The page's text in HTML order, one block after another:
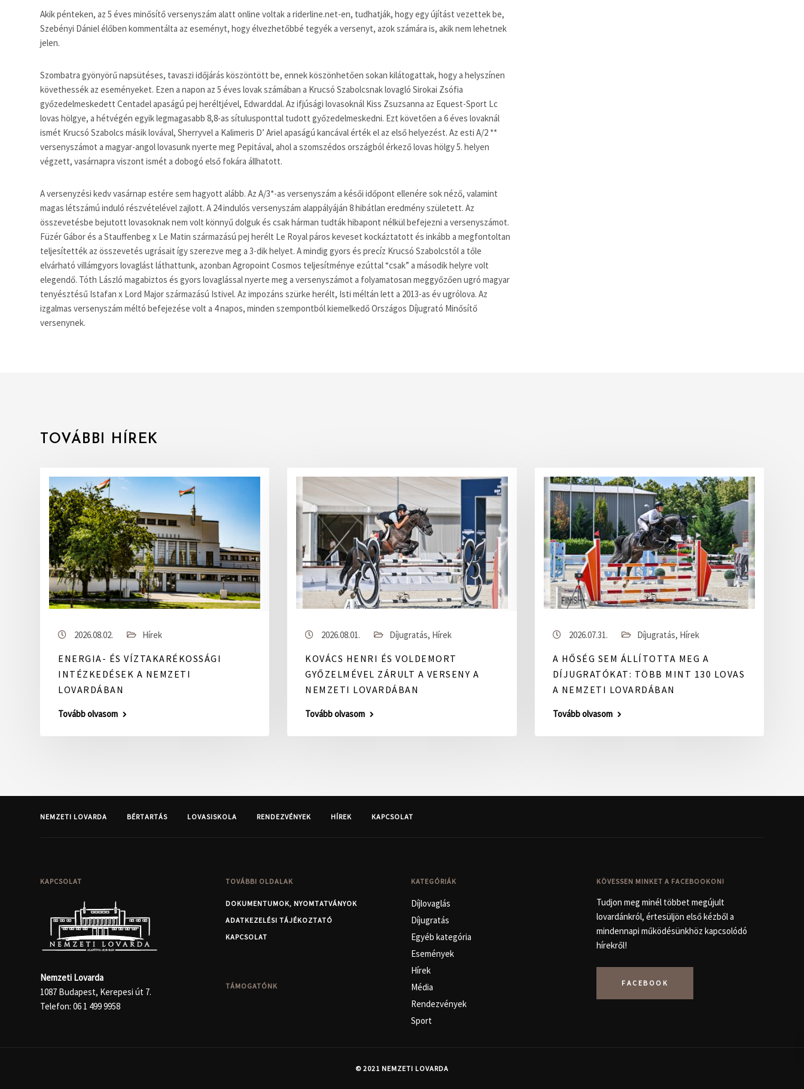
Akik pénteken, az 5 éves minősítő versenyszám alatt online voltak a riderline.net-en, tudhatják, hogy egy újítást vezettek be,
Szebényi Dániel élőben kommentálta az eseményt, hogy élvezhetőbbé tegyék a versenyt, azok számára is, akik nem lehetnek
jelen.
Szombatra gyönyörű napsütéses, tavaszi időjárás köszöntött be, ennek köszönhetően sokan kilátogattak, hogy a helyszínen
követhessék az eseményeket. Ezen a napon az 5 éves lovak számában a Krucsó Szabolcsnak lovagló Sirokai Zsófia
győzedelmeskedett Centadel apaságú pej heréltjével, Edwarddal. Az ifjúsági lovasoknál Kiss Zsuzsanna az Equest-Sport Lc
lovas hölgye, a hétvégén egyik legmagasabb 8,8-as sítulusponttal tudott győzedelmeskedni. Ezt követően a 6 éves lovaknál
ismét Krucsó Szabolcs másik lovával, Sherryvel a Kalimeris D’ Ariel apaságú kancával érték el az első helyezést. Az esti A/2 **
versenyszámot a magyar-angol lovasunk nyerte meg Pepitával, ahol a szomszédos országból érkező lovas hölgy 5. helyen
végzett, vasárnapra viszont ismét a dobogó első fokára állhatott.
A versenyzési kedv vasárnap estére sem hagyott alább. Az A/3*-as versenyszám a késői időpont ellenére sok néző, valamint
magas létszámú induló részvételével zajlott. A 24 indulós versenyszám alappályáján 8 hibátlan eredmény született. Az
összevetésbe bejutott lovasoknak nem volt könnyű dolguk és csak hárman tudták hibapont nélkül befejezni a versenyszámot.
Füzér Gábor és a Stauffenbeg x Le Matin származású pej herélt Le Royal páros keveset kockáztatott és inkább a megfontoltan
teljesítették az összevetés ugrásait így szerezve meg a 3-dik helyet. A mindig gyors és precíz Krucsó Szabolcstól a tőle
elvárható villámgyors lovaglást láthattunk, azonban Agropoint Cosmos teljesítménye ezúttal “csak” a második helyre volt
elegendő. Tóth László magabiztos és gyors lovaglással nyerte meg a versenyszámot a folyamatosan meggyőzően ugró magyar
tenyésztésű Istafan x Lord Major származású Istivel. Az impozáns szürke herélt, Isti méltán lett a 2013-as év ugrólova. Az
izgalmas versenyszám méltó befejezése volt a 4 napos, minden szempontból kiemelkedő Országos Díjugrató Minősítő
versenynek.
TOVÁBBI HÍREK
2026.08.02. Hírek
ENERGIA- ÉS VÍZTAKARÉKOSSÁGI
INTÉZKEDÉSEK A NEMZETI
LOVARDÁBAN
Tovább olvasom
2026.08.01. Díjugratás, Hírek
KOVÁCS HENRI ÉS VOLDEMORT
GYŐZELMÉVEL ZÁRULT A VERSENY A
NEMZETI LOVARDÁBAN
Tovább olvasom
2026.07.31. Díjugratás, Hírek
A HŐSÉG SEM ÁLLÍTOTTA MEG A
DÍJUGRATÓKAT: TÖBB MINT 130 LOVAS
A NEMZETI LOVARDÁBAN
Tovább olvasom
NEMZETI LOVARDA BÉRTARTÁS LOVASISKOLA RENDEZVÉNYEK HÍREK KAPCSOLAT
KAPCSOLAT
Nemzeti Lovarda
1087 Budapest, Kerepesi út 7.
Telefon: 06 1 499 9958
TOVÁBBI OLDALAK
DOKUMENTUMOK, NYOMTATVÁNYOK
ADATKEZELÉSI TÁJÉKOZTATÓ
KAPCSOLAT
TÁMOGATÓNK
KATEGÓRIÁK
Díjlovaglás
Díjugratás
Egyéb kategória
Események
Hírek
Média
Rendezvények
Sport
KÖVESSEN MINKET A FACEBOOKON!
Tudjon meg minél többet megújult
lovardánkról, értesüljön első kézből a
mindennapi működésünkhöz kapcsolódó
hírekről!
FACEBOOK
© 2021 NEMZETI LOVARDA